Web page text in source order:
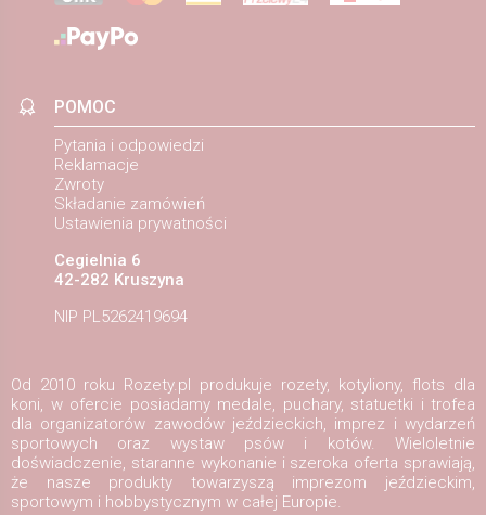
POMOC
Pytania i odpowiedzi
Reklamacje
Zwroty
Składanie zamówień
Ustawienia prywatności
Cegielnia 6
42-282 Kruszyna
NIP PL5262419694
Od 2010 roku Rozety.pl produkuje rozety, kotyliony, flots dla
koni, w ofercie posiadamy medale, puchary, statuetki i trofea
dla organizatorów zawodów jeździeckich, imprez i wydarzeń
sportowych oraz wystaw psów i kotów. Wieloletnie
doświadczenie, staranne wykonanie i szeroka oferta sprawiają,
że nasze produkty towarzyszą imprezom jeździeckim,
sportowym i hobbystycznym w całej Europie.